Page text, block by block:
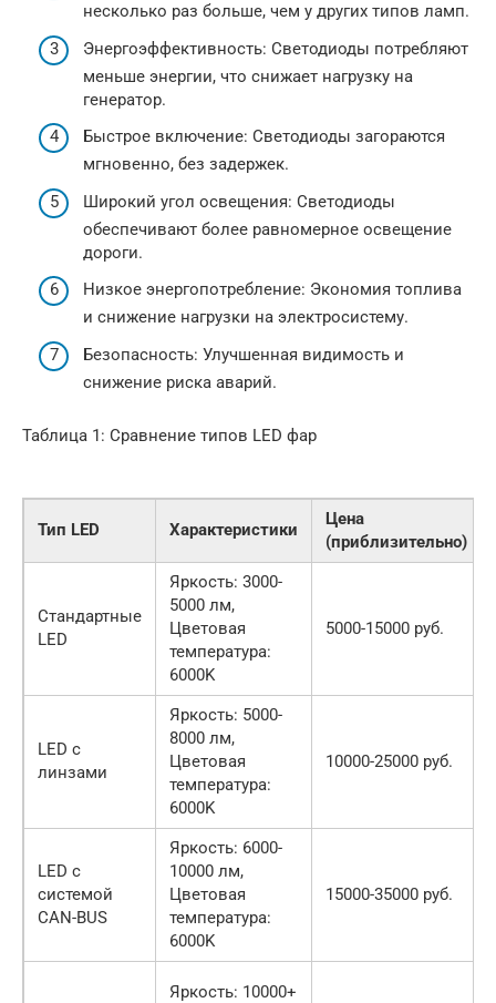
несколько раз больше, чем у других типов ламп.
Энергоэффективность: Светодиоды потребляют
меньше энергии, что снижает нагрузку на
генератор.
Быстрое включение: Светодиоды загораются
мгновенно, без задержек.
Широкий угол освещения: Светодиоды
обеспечивают более равномерное освещение
дороги.
Низкое энергопотребление: Экономия топлива
и снижение нагрузки на электросистему.
Безопасность: Улучшенная видимость и
снижение риска аварий.
Таблица 1: Сравнение типов LED фар
Тип LED Характеристики
Цена
(приблизительно)
Стандартные
LED
Яркость: 3000-
5000 лм,
Цветовая
температура:
6000K
5000-15000 руб.
LED с
линзами
Яркость: 5000-
8000 лм,
Цветовая
температура:
6000K
10000-25000 руб.
LED с
системой
CAN-BUS
Яркость: 6000-
10000 лм,
Цветовая
температура:
6000K
15000-35000 руб.
Яркость: 10000+